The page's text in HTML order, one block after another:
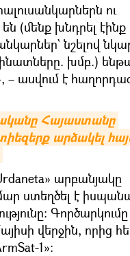
ու
(մենք խնդրել էինք
նշելով
խմբ.)
ասվում է
Հայաստանը
արձակել
արբանյակը
ստեղծել է
վերջին, որից
1»։